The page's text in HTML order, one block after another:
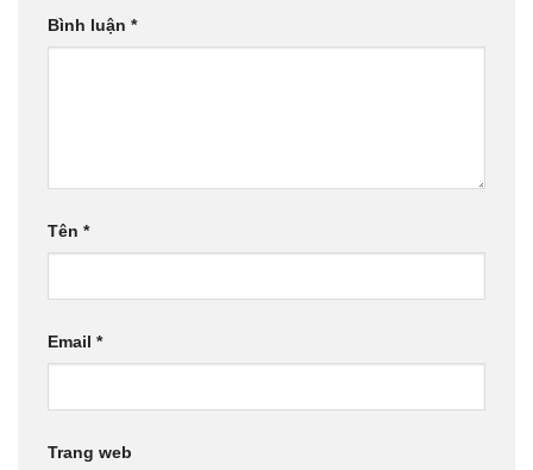
Bình luận *
Tên *
Email *
Trang web